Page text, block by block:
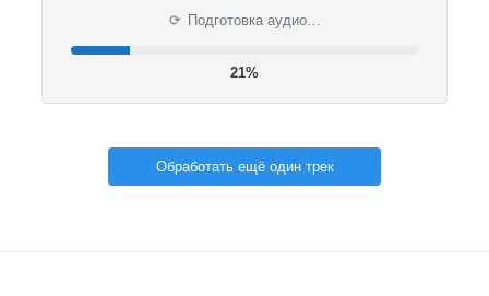
⟳ Подготовка аудио…
22%
Обработать ещё один трек